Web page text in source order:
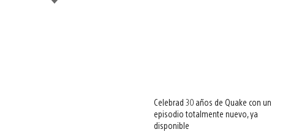
Celebrad 30 años de Quake con un
episodio totalmente nuevo, ya
disponible